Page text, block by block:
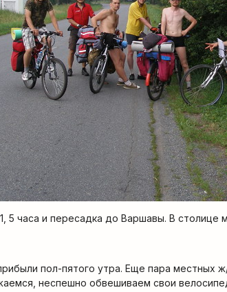
5 часа и пересадка до Варшавы. В столице
пол-пятого утра. Еще пара местных
неспешно обвешиваем свои